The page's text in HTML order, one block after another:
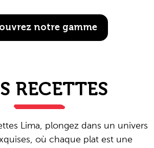
notre gamme
RECETTES
Lima, plongez dans un univers
où chaque plat est une